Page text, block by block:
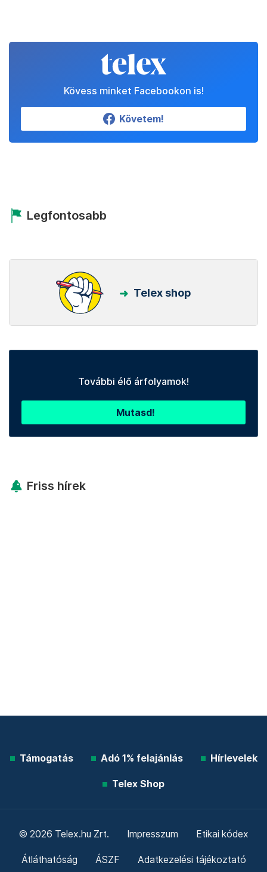
Kövess minket Facebookon is!
Követem!
Legfontosabb
Telex shop
További élő árfolyamok!
Mutasd!
Friss hírek
Támogatás Adó 1% felajánlás Hírlevelek
Telex Shop
© 2026 Telex.hu Zrt. Impresszum Etikai kódex
Átláthatóság ÁSZF Adatkezelési tájékoztató